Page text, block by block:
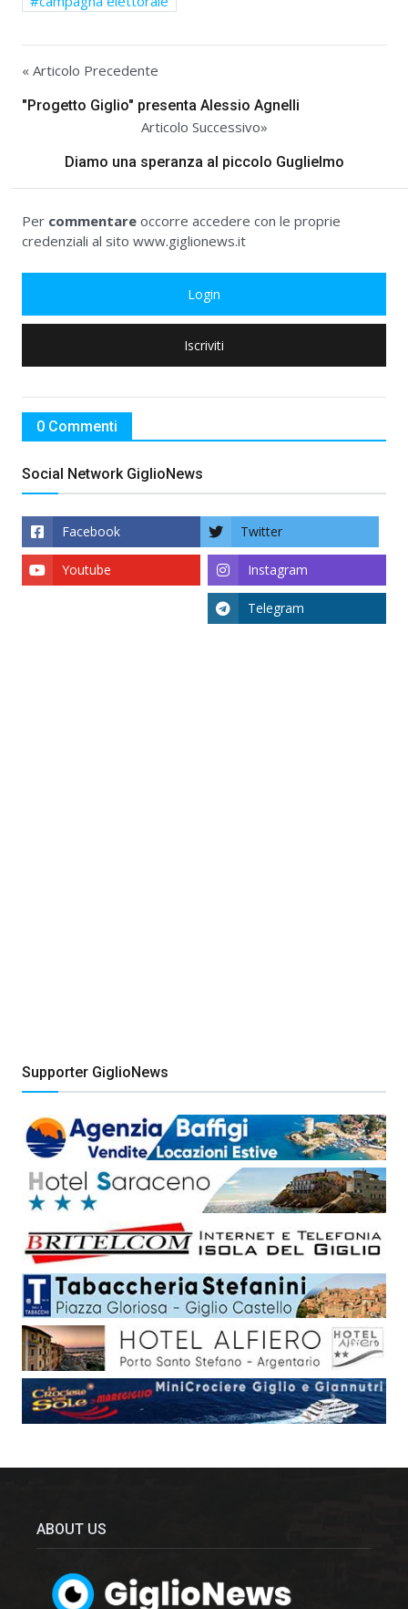
« Articolo Precedente
"Progetto Giglio" presenta Alessio Agnelli
Articolo Successivo»
Diamo una speranza al piccolo Guglielmo
Per commentare occorre accedere con le proprie
credenziali al sito www.giglionews.it
Login
Iscriviti
0 Commenti
Social Network GiglioNews
Facebook Twitter
Instagram
Youtube
Telegram
Supporter GiglioNews
ABOUT US